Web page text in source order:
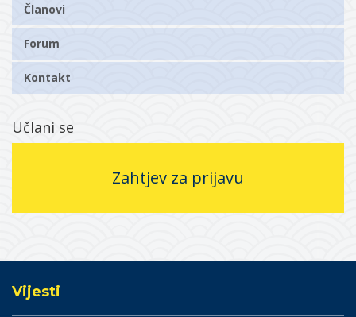
Članovi
Forum
Kontakt
Učlani se
Zahtjev za prijavu
Vijesti